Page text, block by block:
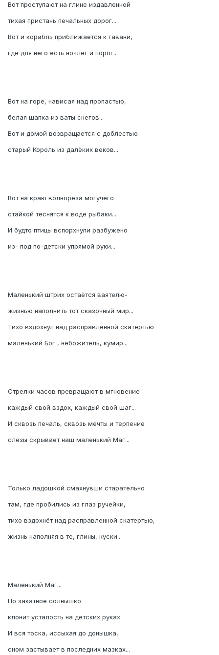
Вот проступают на глине издавленной
тихая пристань печальных дорог...
Вот и корабль приближается к гавани,
где для него есть ночлег и порог...
Вот на горе, нависая над пропастью,
белая шапка из ваты снегов...
Вот и домой возвращается с доблестью
старый Король из далёких веков...
Вот на краю волнореза могучего
стайкой теснятся к воде рыбаки...
И будто птицы вспорхнули разбужено
из- под по-детски упрямой руки...
Маленький штрих остаётся ваятелю-
жизнью наполнить тот сказочный мир...
Тихо вздохнул над расправленной скатертью
маленький Бог , небожитель, кумир...
Стрелки часов превращают в мгновение
каждый свой вздох, каждый свой шаг...
И сквозь печаль, сквозь мечты и терпение
слёзы скрывает наш маленький Маг...
Только ладошкой смахнувши старательно
там, где пробились из глаз ручейки,
тихо вздохнёт над расправленной скатертью,
жизнь наполняя в те, глины, куски...
Маленький Маг...
Но закатное солнышко
клонит усталость на детских руках.
И вся тоска, иссыхая до донышка,
сном застывает в последних мазках...